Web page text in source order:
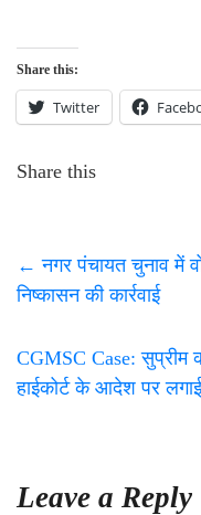
Share this:
Twitter
Share this
← नगर पंचायत चुनाव में
निष्कासन की कार्रवाई
CGMSC Case: सुप्रीम
हाईकोर्ट के आदेश पर
Leave a Reply